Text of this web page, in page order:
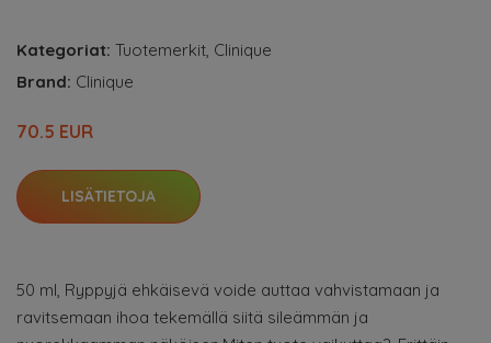
Kategoriat: Tuotemerkit, Clinique
Brand: Clinique
70.5 EUR
LISÄTIETOJA
50 ml, Ryppyjä ehkäisevä voide auttaa vahvistamaan ja
ravitsemaan ihoa tekemällä siitä sileämmän ja